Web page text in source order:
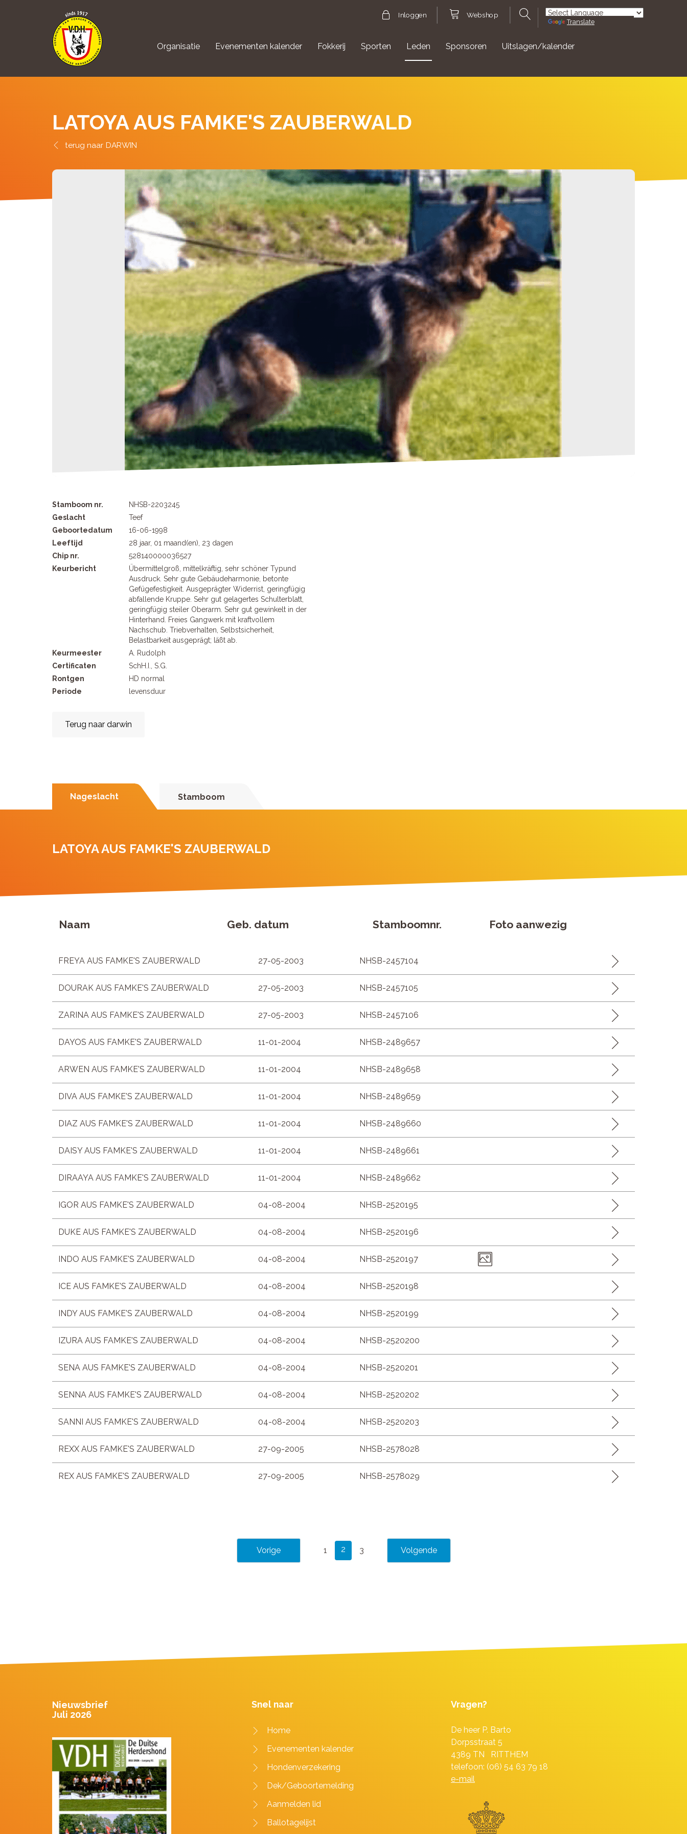
Inloggen Webshop
Powered by
Translate
Organisatie Evenementen kalender Fokkerij Sporten Leden Sponsoren Uitslagen/kalender
LATOYA AUS FAMKE'S ZAUBERWALD
DARWIN
Stamboom nr.
NHSB-2203245
Geslacht
Teef
Geboortedatum
16-06-1998
Leeftijd
28 jaar, 01 maand(en), 23 dagen
Chip nr.
528140000036527
Keurbericht
Übermittelgroß, mittelkräftig, sehr schöner Typund
Ausdruck. Sehr gute Gebäudeharmonie, betonte
Gefügefestigkeit. Ausgeprägter Widerrist, geringfügig
abfallende Kruppe. Sehr gut gelagertes Schulterblatt,
geringfügig steiler Oberarm. Sehr gut gewinkelt in der
Hinterhand. Freies Gangwerk mit kraftvollem
Nachschub. Triebverhalten, Selbstsicherheit,
Belastbarkeit ausgeprägt; läßt ab.
Keurmeester
A. Rudolph
Certificaten
SchH.I., S.G.
Rontgen
HD normal
Periode
levensduur
Terug naar darwin
Nageslacht Stamboom
LATOYA AUS FAMKE'S ZAUBERWALD
Naam Geb. datum Stamboomnr. Foto aanwezig
FREYA AUS FAMKE'S ZAUBERWALD 27-05-2003 NHSB-2457104
DOURAK AUS FAMKE'S ZAUBERWALD 27-05-2003 NHSB-2457105
ZARINA AUS FAMKE'S ZAUBERWALD 27-05-2003 NHSB-2457106
DAYOS AUS FAMKE'S ZAUBERWALD 11-01-2004 NHSB-2489657
ARWEN AUS FAMKE'S ZAUBERWALD 11-01-2004 NHSB-2489658
DIVA AUS FAMKE'S ZAUBERWALD 11-01-2004 NHSB-2489659
DIAZ AUS FAMKE'S ZAUBERWALD 11-01-2004 NHSB-2489660
DAISY AUS FAMKE'S ZAUBERWALD 11-01-2004 NHSB-2489661
DIRAAYA AUS FAMKE'S ZAUBERWALD 11-01-2004 NHSB-2489662
IGOR AUS FAMKE'S ZAUBERWALD 04-08-2004 NHSB-2520195
DUKE AUS FAMKE'S ZAUBERWALD 04-08-2004 NHSB-2520196
INDO AUS FAMKE'S ZAUBERWALD 04-08-2004 NHSB-2520197
ICE AUS FAMKE'S ZAUBERWALD 04-08-2004 NHSB-2520198
INDY AUS FAMKE'S ZAUBERWALD 04-08-2004 NHSB-2520199
IZURA AUS FAMKE'S ZAUBERWALD 04-08-2004 NHSB-2520200
SENA AUS FAMKE'S ZAUBERWALD 04-08-2004 NHSB-2520201
SENNA AUS FAMKE'S ZAUBERWALD 04-08-2004 NHSB-2520202
SANNI AUS FAMKE'S ZAUBERWALD 04-08-2004 NHSB-2520203
REXX AUS FAMKE'S ZAUBERWALD 27-09-2005 NHSB-2578028
REX AUS FAMKE'S ZAUBERWALD 27-09-2005 NHSB-2578029
1 2 3
Nieuwsbrief
Juli 2026
Snel naar
Home
Evenementen kalender
Hondenverzekering
Dek/Geboortemelding
Aanmelden lid
Ballotagelijst
Vragen?
De heer P. Barto
Dorpsstraat 5
4389 TN RITTHEM
telefoon: (06) 54 63 79 18
e-mail